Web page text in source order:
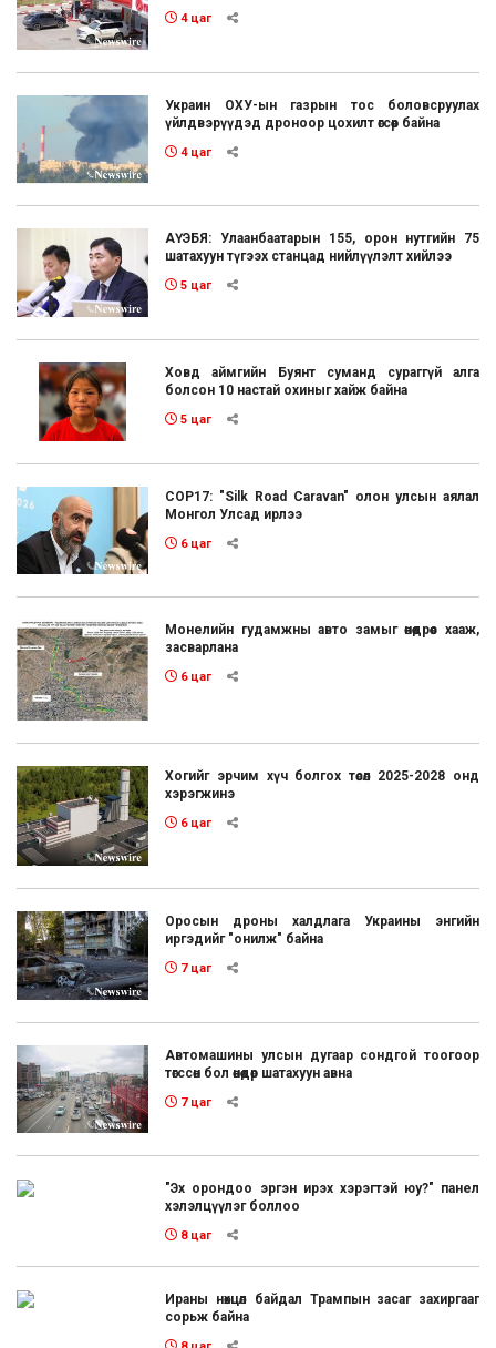
4 цаг
Украин ОХУ-ын газрын тос боловсруулах
үйлдвэрүүдэд дроноор цохилт өгсөөр байна
4 цаг
АҮЭБЯ: Улаанбаатарын 155, орон нутгийн 75
шатахуун түгээх станцад нийлүүлэлт хийлээ
5 цаг
Ховд аймгийн Буянт суманд сураггүй алга
болсон 10 настай охиныг хайж байна
5 цаг
COP17: "Silk Road Caravan" олон улсын аялал
Монгол Улсад ирлээ
6 цаг
Монелийн гудамжны авто замыг өнөөдрөөс хааж,
засварлана
6 цаг
Хогийг эрчим хүч болгох төсөл 2025-2028 онд
хэрэгжинэ
6 цаг
Оросын дроны халдлага Украины энгийн
иргэдийг "онилж" байна
7 цаг
Автомашины улсын дугаар сондгой тоогоор
төгссөн бол өнөөдөр шатахуун авна
7 цаг
"Эх орондоо эргэн ирэх хэрэгтэй юу?" панел
хэлэлцүүлэг боллоо
8 цаг
Ираны нөхцөл байдал Трампын засаг захиргааг
сорьж байна